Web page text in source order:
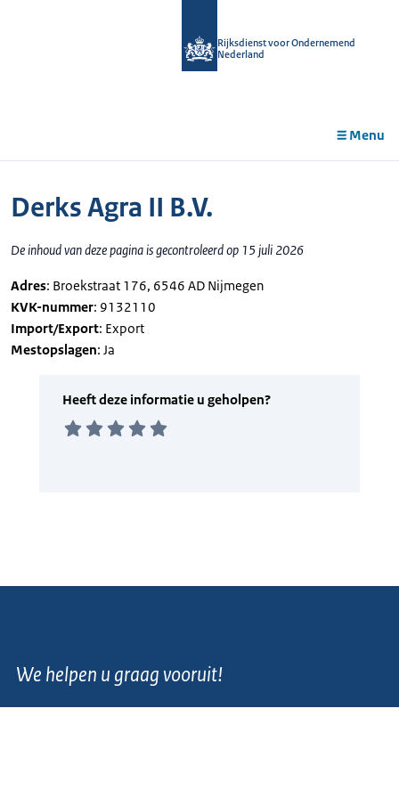
Rijksdienst voor Ondernemend
Nederland
Menu
Derks Agra II B.V.
De inhoud van deze pagina is gecontroleerd op 15 juli 2026
Adres: Broekstraat 176, 6546 AD Nijmegen
KVK-nummer: 9132110
Import/Export: Export
Mestopslagen: Ja
We helpen u graag vooruit!